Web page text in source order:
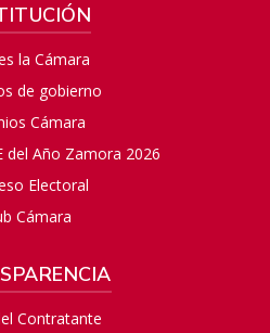
la Cámara
de gobierno
Cámara
del Año Zamora 2026
Electoral
Cámara
Contratante